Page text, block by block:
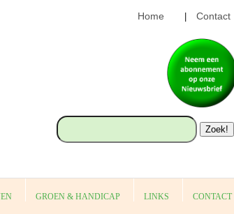
Home Contact
Zoek!
GROEN & HANDICAP LINKS CONTACT